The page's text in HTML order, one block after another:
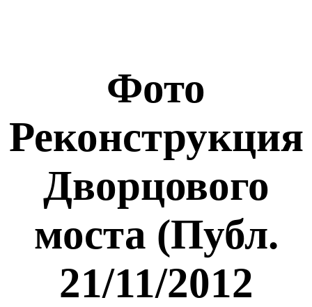
Фото
Реконструкция
Дворцового
моста (Публ.
21/11/2012